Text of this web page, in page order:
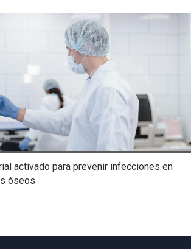
activado para prevenir infecciones en
óseos